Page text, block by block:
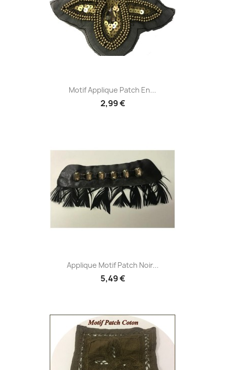
Motif Applique Patch En...
2,99 €
Applique Motif Patch Noir...
5,49 €